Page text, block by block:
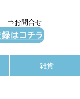
⇒お問合せ
雑貨